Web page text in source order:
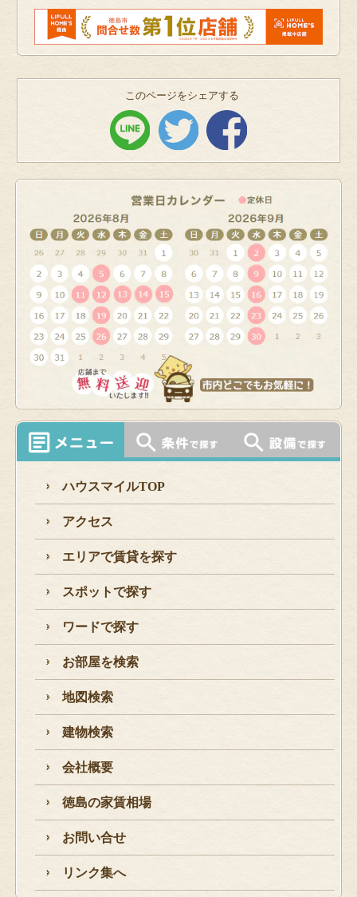
このページをシェアする
ハウスマイルTOP
アクセス
エリアで賃貸を探す
スポットで探す
ワードで探す
お部屋を検索
地図検索
建物検索
会社概要
徳島の家賃相場
お問い合せ
リンク集へ